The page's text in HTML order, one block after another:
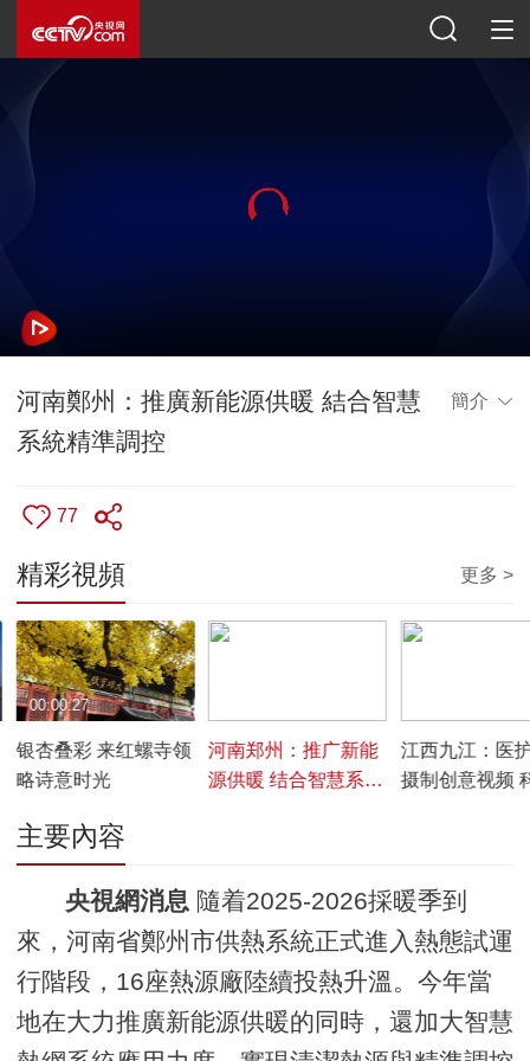
河南鄭州：推廣新能源供暖 結合智慧
系統精準調控
簡介
77
精彩視頻 更多 >
银杏叠彩 来红螺寺领
略诗意时光
00:00:27
河南郑州：推广新能
源供暖 结合智慧系统
江西九江：医
摄制创意视频
主要內容
央視網消息 隨着2025-2026採暖季到
來，河南省鄭州市供熱系統正式進入熱態試運
行階段，16座熱源廠陸續投熱升溫。今年當
地在大力推廣新能源供暖的同時，還加大智慧